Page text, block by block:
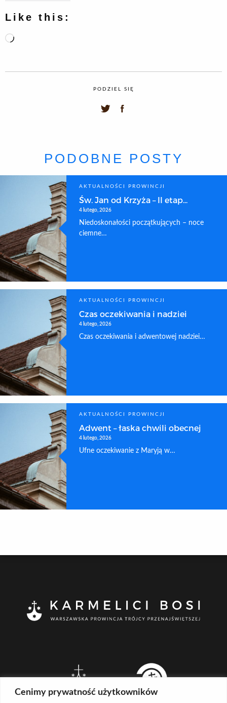
Cenimy prywatność użytkowników
Like this:
Loading…
PODZIEL SIĘ
PODOBNE POSTY
AKTUALNOŚCI PROWINCJI
Św. Jan od Krzyża – II etap...
4 lutego, 2026
Niedoskonałości początkujących – noce
ciemne…
AKTUALNOŚCI PROWINCJI
Czas oczekiwania i nadziei
4 lutego, 2026
Czas oczekiwania i adwentowej nadziei…
AKTUALNOŚCI PROWINCJI
Adwent – łaska chwili obecnej
4 lutego, 2026
Ufne oczekiwanie z Maryją w…